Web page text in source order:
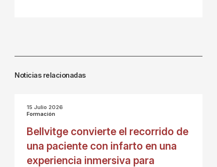
Noticias relacionadas
15 Julio 2026
Formación
Bellvitge convierte el recorrido de
una paciente con infarto en una
experiencia inmersiva para